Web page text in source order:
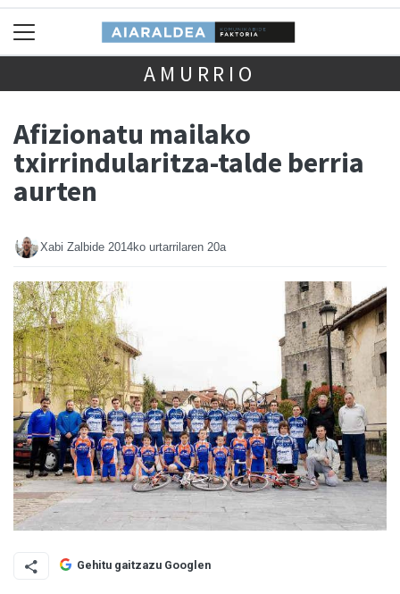
AMURRIO
Afizionatu mailako
txirrindularitza-talde berria
aurten
Xabi Zalbide 2014ko urtarrilaren 20a
Gehitu gaitzazu Googlen